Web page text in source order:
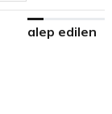
alep edilen